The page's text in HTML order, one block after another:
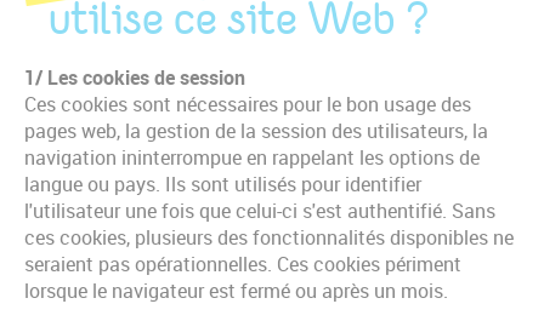
utilise ce site Web ?
1/ Les cookies de session
Ces cookies sont nécessaires pour le bon usage des
pages web, la gestion de la session des utilisateurs, la
navigation ininterrompue en rappelant les options de
langue ou pays. Ils sont utilisés pour identifier
l'utilisateur une fois que celui-ci s'est authentifié. Sans
ces cookies, plusieurs des fonctionnalités disponibles ne
seraient pas opérationnelles. Ces cookies périment
lorsque le navigateur est fermé ou après un mois.